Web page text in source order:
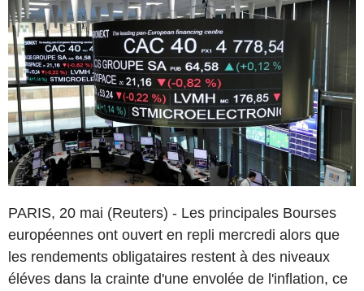
PARIS, 20 mai (Reuters) - Les principales Bourses
européennes ont ouvert en repli mercredi alors que
les rendements obligataires restent à des niveaux
éléves dans la crainte d'une envolée de l'inflation, ce